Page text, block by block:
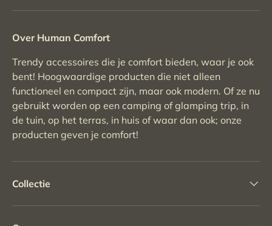
Over Human Comfort
Trendy accessoires die je comfort bieden, waar je ook
bent! Hoogwaardige producten die niet alleen
functioneel en compact zijn, maar ook modern. Of ze nu
gebruikt worden op een camping of glamping trip, in
de tuin, op het terras, in huis of waar dan ook; onze
producten geven je comfort!
Collectie